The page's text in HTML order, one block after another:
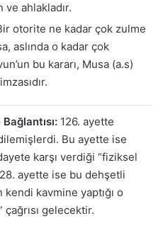
ahlakladır.
otorite ne kadar çok zulme
aslında o kadar çok
bu kararı, Musa (a.s)
126. ayette
Bu ayette ise
karşı verdiği “fiziksel
ayette ise bu dehşetli
kendi kavmine yaptığı o
çağrısı gelecektir.